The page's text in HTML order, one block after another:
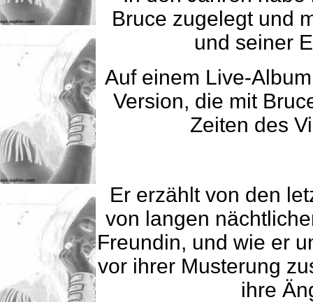
Bruce zugelegt und
und seiner
Auf einem Live-
Version, die mit
Zeiten des
Er erzählt von den
von langen
Freundin, und wie er
vor ihrer Musterung
ihre